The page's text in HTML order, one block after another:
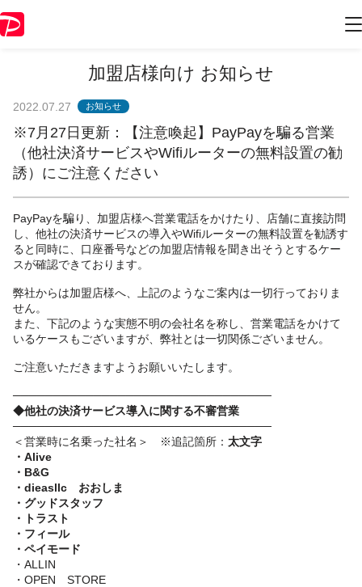
加盟店様向け お知らせ
2022.07.27 お知らせ
※7月27日更新：【注意喚起】PayPayを騙る営業
（他社決済サービスやWifiルーターの無料設置の勧
誘）にご注意ください
PayPayを騙り、加盟店様へ営業電話をかけたり、店舗に直接訪問
し、他社の決済サービスの導入やWifiルーターの無料設置を勧誘す
ると同時に、口座番号などの加盟店情報を聞き出そうとするケー
スが確認できております。
弊社からは加盟店様へ、上記のようなご案内は一切行っておりま
せん。
また、下記のような実態不明の会社名を称し、営業電話をかけて
いるケースもございますが、弊社とは一切関係ございません。
ご注意いただきますようお願いいたします。
────────────────────────────────
◆他社の決済サービス導入に関する不審営業
────────────────────────────────
＜営業時に名乗った社名＞ ※追記箇所： 太文字
・Alive
・B&G
・dieasllc おおしま
・グッドスタッフ
・トラスト
・フィール
・ペイモード
・ALLIN
・OPEN STORE